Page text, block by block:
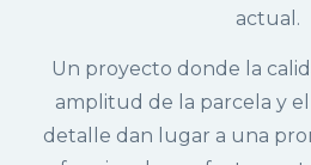
actual.
Un proyecto donde la
amplitud de la parcela y
detalle dan lugar a una